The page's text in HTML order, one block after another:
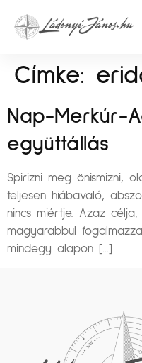
Címke:
Nap-Merkúr-
együttállás
Spirizni meg önismizni,
teljesen hiábavaló,
nincs miértje. Azaz
magyarabbul
mindegy alapon […]